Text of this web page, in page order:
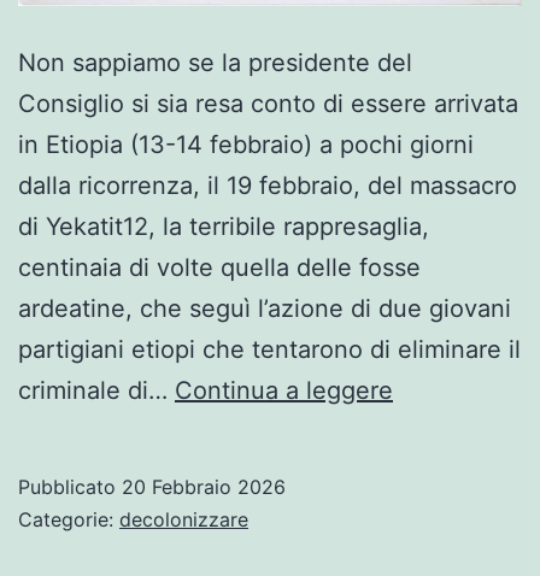
Non sappiamo se la presidente del
Consiglio si sia resa conto di essere arrivata
in Etiopia (13-14 febbraio) a pochi giorni
dalla ricorrenza, il 19 febbraio, del massacro
di Yekatit12, la terribile rappresaglia,
centinaia di volte quella delle fosse
ardeatine, che seguì l’azione di due giovani
partigiani etiopi che tentarono di eliminare il
criminale di… Continua a leggere
Pubblicato 20 Febbraio 2026
Categorie: decolonizzare